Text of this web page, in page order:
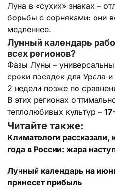
Луна в «сухих» знаках –
борьбы с сорняками: они
медленнее.
Лунный календарь
всех регионов?
Фазы Луны –
сроки посадок для Урала
2 недели позже по
В этих регионах
теплолюбивых культур –
Читайте также:
Климатологи рассказали,
года в России: жара
Лунный календарь на
принесет прибыль